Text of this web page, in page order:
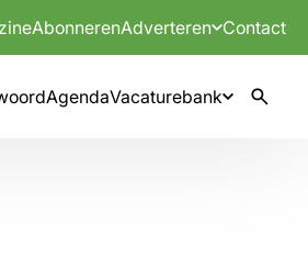
AbonnerenAdverteren Contact
AgendaVacaturebank